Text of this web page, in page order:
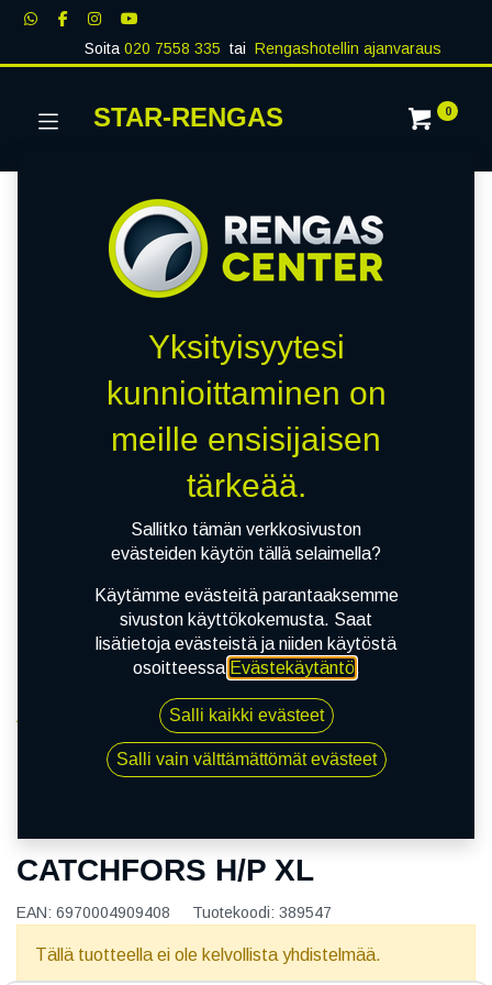
Soita020 7558 335 tai Rengashotellin ajanvaraus
STAR-RENGAS 0
165/65R13 77T WINDFORCE CATCHFORS H/P XL
CATCHFORS H/P XL
EAN: 6970004909408 Tuotekoodi: 389547
Tällä tuotteella ei ole kelvollista yhdistelmää.
Yksityisyytesi
kunnioittaminen on
meille ensisijaisen
tärkeää.
Sallitko tämän verkkosivuston
evästeiden käytön tällä selaimella?
Käytämme evästeitä parantaaksemme
sivuston käyttökokemusta. Saat
lisätietoja evästeistä ja niiden käytöstä
osoitteessa Evästekäytäntö.
Salli kaikki evästeet
Salli vain välttämättömät evästeet